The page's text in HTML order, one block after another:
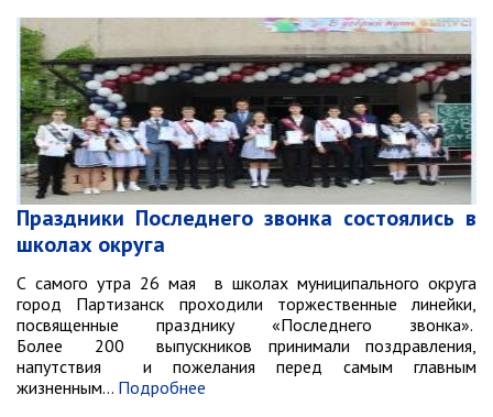
Избирательная комиссия
Контрольно-счётная палата
Суд
Прокуратура г. Партизанска
Противодействие экстремизму
Противодействие коррупции
Природоохранная прокуратура
ОМВД по г. Партизанску
Информация для населения
Праздники Последнего звонка состоялись в
школах округа
С самого утра 26 мая в школах муниципального округа
город Партизанск проходили торжественные линейки,
посвященные празднику «Последнего звонка».
Более 200 выпускников принимали поздравления,
напутствия и пожелания перед самым главным
жизненным… Подробнее